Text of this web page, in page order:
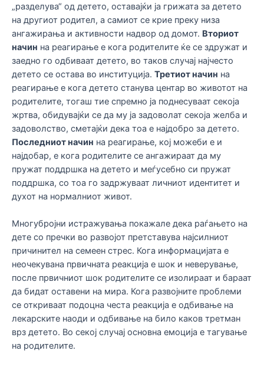
„разделува“ од детето, оставајќи ја грижата за детето
на другиот родител, а самиот се крие преку низа
ангажирања и активности надвор од домот. Вториот
начин на реагирање е кога родителите ќе се здружат и
заедно го одбиваат детето, во таков случај најчесто
детето се остава во институција. Третиот начин на
реагирање е кога детето станува центар во животот на
родителите, тогаш тие спремно ја поднесуваат секоја
жртва, обидувајќи се да му ја задоволат секоја желба и
задоволство, сметајќи дека тоа е најдобро за детето.
Последниот начин на реагирање, кој можеби е и
најдобар, е кога родителите се ангажираат да му
пружат поддршка на детето и меѓусебно си пружат
поддршка, со тоа го задржуваат личниот идентитет и
духот на нормалниот живот.
Многубројни истражувања покажале дека раѓањето на
дете со пречки во развојот претставува најсилниот
причинител на семеен стрес. Кога информацијата е
неочекувана првичната реакција е шок и неверување,
после првичниот шок родителите се изолираат и бараат
да бидат оставени на мира. Кога развојните проблеми
се откриваат подоцна честа реакција е одбивање на
лекарските наоди и одбивање на било каков третман
врз детето. Во секој случај основна емоција е тагување
на родителите.